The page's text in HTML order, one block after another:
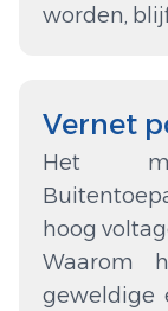
worden,
Vernet
Het
hoog
Waarom
geweldige